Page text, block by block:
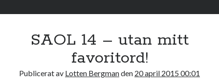
Sidopanel
T O T F S
2 3 4 5
6 7 8 9 10 11 12
SAOL 14 – utan mitt
favoritord!
Publicerat av Lotten Bergmanden 20 april 2015 00:01